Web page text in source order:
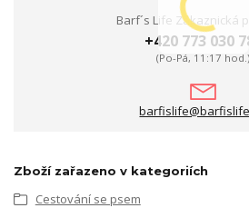
Barf´s Life Zákaznická
+420 773 030
(Po-Pá, 11:17 hod.)
Zboží zařazeno v kategoriích
Cestování se psem